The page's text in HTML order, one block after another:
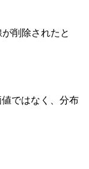
削除されたと
ではなく、分布